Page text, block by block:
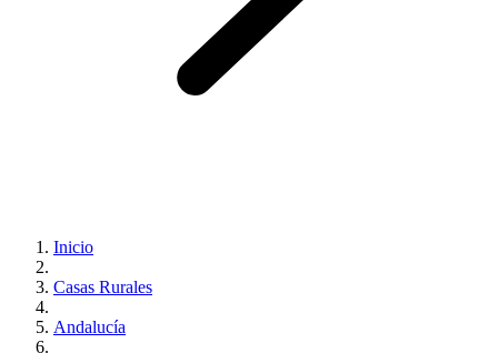
Inicio
Casas Rurales
Andalucía